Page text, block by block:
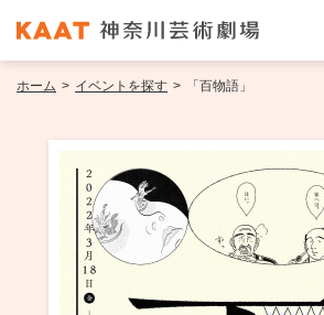
イベントを探す
アクセシビリティ チケット購入
ホーム > イベントを探す > 「百物語」